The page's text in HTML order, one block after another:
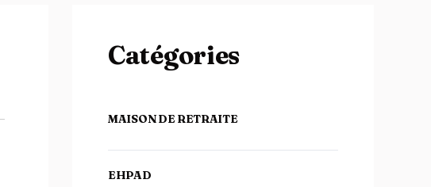
Catégories
MAISON DE RETRAITE
EHPAD